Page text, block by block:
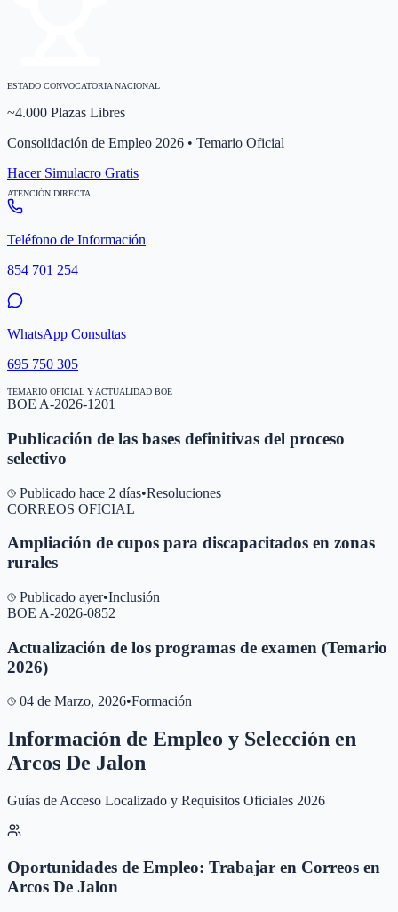
ESTADO CONVOCATORIA NACIONAL
~4.000 Plazas Libres
Consolidación de Empleo 2026 • Temario Oficial
Hacer Simulacro Gratis
ATENCIÓN DIRECTA
Teléfono de Información
854 701 254
WhatsApp Consultas
695 750 305
TEMARIO OFICIAL Y ACTUALIDAD BOE
BOE A-2026-1201
Publicación de las bases definitivas del proceso
selectivo
Publicado hace 2 días•Resoluciones
CORREOS OFICIAL
Ampliación de cupos para discapacitados en zonas
rurales
Publicado ayer•Inclusión
BOE A-2026-0852
Actualización de los programas de examen (Temario
2026)
04 de Marzo, 2026•Formación
Información de Empleo y Selección en
Arcos De Jalon
Guías de Acceso Localizado y Requisitos Oficiales 2026
Oportunidades de Empleo: Trabajar en Correos en
Arcos De Jalon